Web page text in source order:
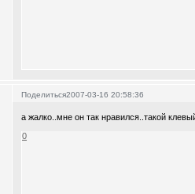
Поделиться2007-03-16 20:58:36
а жалко..мне он так нравился..такой
0